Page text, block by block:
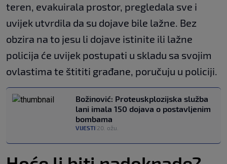
teren, evakuirala prostor, pregledala sve i
uvijek utvrdila da su dojave bile lažne. Bez
obzira na to jesu li dojave istinite ili lažne
policija će uvijek postupati u skladu sa svojim
ovlastima te štititi građane, poručuju u policiji.
Božinović: Proteuskplozijska služba
lani imala 150 dojava o postavljenim
bombama
VIJESTI 20. ožu.